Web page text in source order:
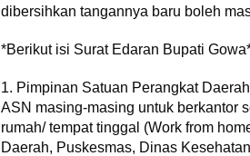
dibersihkan tangannya baru boleh
*Berikut isi Surat Edaran Bupati
1. Pimpinan Satuan Perangkat
ASN masing-masing untuk berkantor
rumah/ tempat tinggal (Work from
Daerah, Puskesmas, Dinas